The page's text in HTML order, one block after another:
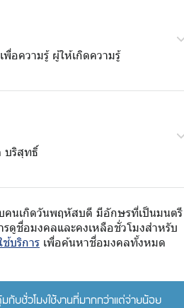
พื่อความรู้ ผู้ให้เกิดความรู้
บริสุทธิ์
คนเกิดวันพฤหัสบดี มีอักษรที่เป็นมนตรี
ดูชื่อมงคลและคงเหลือชั่วโมงสำหรับ
บริการ เพื่อค้นหาชื่อมงคลทั้งหมด
กับชั่วโมงใช้งานที่มากกว่าแต่จ่ายน้อย